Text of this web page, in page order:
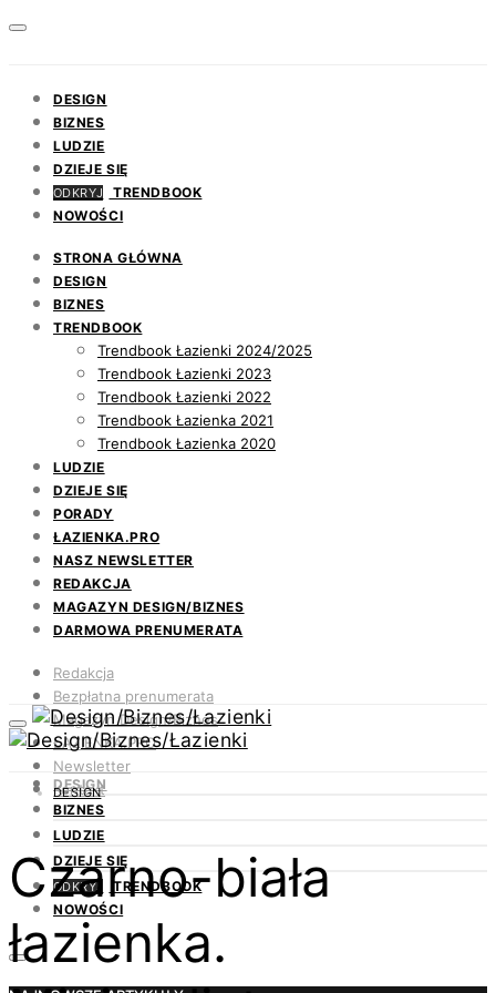
DESIGN
BIZNES
LUDZIE
DZIEJE SIĘ
ODKRYJ
TRENDBOOK
NOWOŚCI
STRONA GŁÓWNA
DESIGN
BIZNES
TRENDBOOK
Trendbook Łazienki 2024/2025
Trendbook Łazienki 2023
Trendbook Łazienki 2022
Trendbook Łazienka 2021
Trendbook Łazienka 2020
LUDZIE
DZIEJE SIĘ
PORADY
ŁAZIENKA.PRO
NASZ NEWSLETTER
REDAKCJA
MAGAZYN DESIGN/BIZNES
DARMOWA PRENUMERATA
Redakcja
Bezpłatna prenumerata
Magazyn Design/Biznes
ŁAZIENKA.PRO
Newsletter
Kontakt
DESIGN
BIZNES
LUDZIE
DZIEJE SIĘ
ODKRYJ
TRENDBOOK
NOWOŚCI
DESIGN
Czarno-biała
łazienka.